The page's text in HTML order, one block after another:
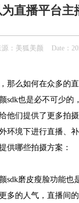
直播平台主
：美狐美颜 Date：
那么如何在众多的
sdk也是必不可少
他们提供了更多拍
环境下进行直播、
供哪些拍摄方案：
sdk磨皮瘦脸功能
多的人气，直播间